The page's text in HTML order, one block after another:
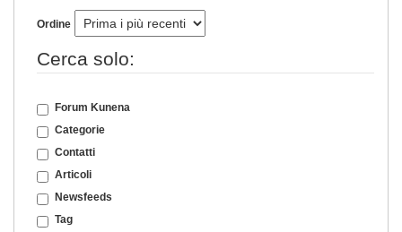
Ordine
Cerca solo:
Forum Kunena
Categorie
Contatti
Articoli
Newsfeeds
Tag